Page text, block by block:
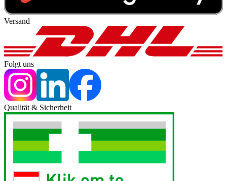
Versand
Folgt uns
Qualität & Sicherheit